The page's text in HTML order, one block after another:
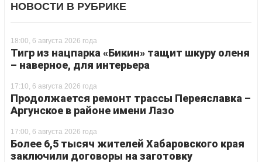
НОВОСТИ В РУБРИКЕ
18:00, 6 августа 2026 года
Тигр из нацпарка «Бикин» тащит шкуру оленя
– наверное, для интерьера
17:10, 6 августа 2026 года
Продолжается ремонт трассы Переяславка –
Аргунское в районе имени Лазо
17:00, 6 августа 2026 года
Более 6,5 тысяч жителей Хабаровского края
заключили договоры на заготовку